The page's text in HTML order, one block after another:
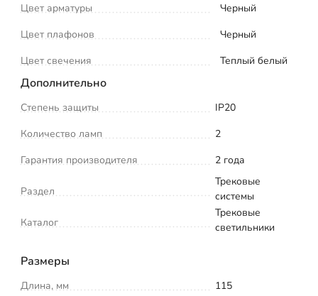
Цвет арматуры
Черный
Цвет плафонов
Черный
Цвет свечения
Теплый белый
Дополнительно
Степень защиты
IP20
Количество ламп
2
Гарантия производителя
2 года
Раздел
Трековые
системы
Каталог
Трековые
светильники
Размеры
Длина, мм
115